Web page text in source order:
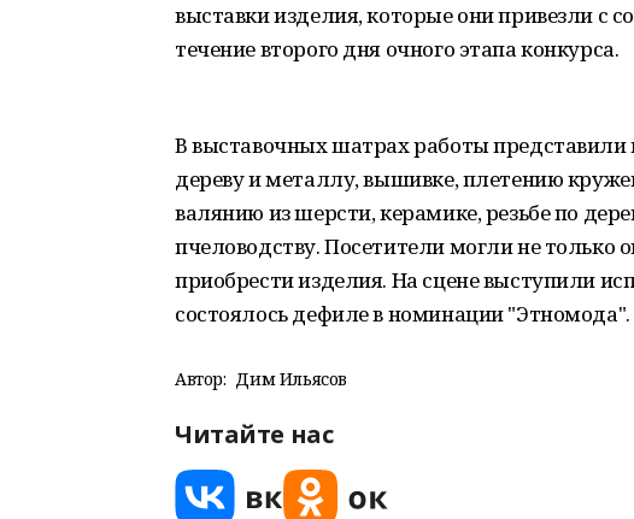
выставки изделия, которые они привезли с
течение второго дня очного этапа конкурса.
В выставочных шатрах работы представили
дереву и металлу, вышивке, плетению
валянию из шерсти, керамике, резьбе по
пчеловодству. Посетители могли не только
приобрести изделия. На сцене выступили
состоялось дефиле в номинации "Этномода".
Автор: Дим Ильясов
Читайте нас